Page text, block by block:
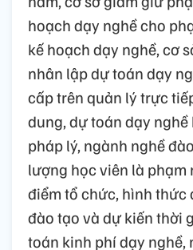
hoạch dạy nghề cho
kế hoạch dạy nghề, cơ
nhân lập dự toán dạy
cấp trên quản lý trực
dung, dự toán dạy
pháp lý, ngành nghề
lượng học viên là phạm
điểm tổ chức, hình thức
đào tạo và dự kiến thời
toán kinh phí dạy nghề,